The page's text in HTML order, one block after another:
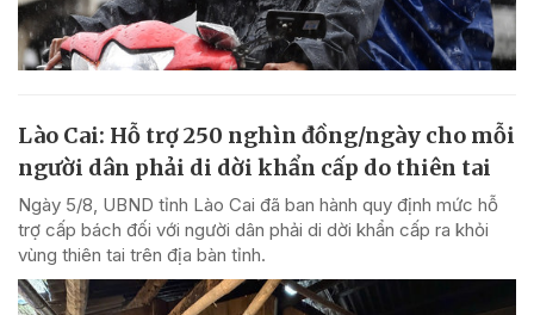
Lào Cai: Hỗ trợ 250 nghìn đồng/ngày cho mỗi
người dân phải di dời khẩn cấp do thiên tai
Ngày 5/8, UBND tỉnh Lào Cai đã ban hành quy định mức hỗ
trợ cấp bách đối với người dân phải di dời khẩn cấp ra khỏi
vùng thiên tai trên địa bàn tỉnh.